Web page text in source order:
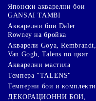
Японски акварелни бои
GANSAI TAMBI
Акварелни бои Daler
Rowney на бройка
Акварели Goya, Rembrandt,
Van Gogh, Talens по цвят
Акварелни мастила
Темпера "TALENS"
Темперни бои и комплекти
ДЕКОРАЦИОННИ БОИ,